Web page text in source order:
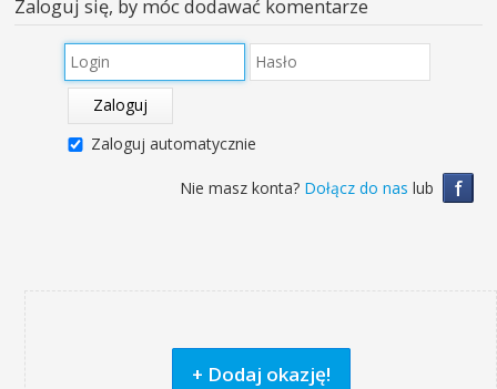
Zaloguj się, by móc dodawać komentarze
Zaloguj
Zaloguj automatycznie
f
Nie masz konta? Dołącz do nas lub
+ Dodaj okazję!